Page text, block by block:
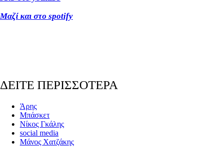
Μαζί και στο spotify
ΔΕΙΤΕ ΠΕΡΙΣΣΟΤΕΡΑ
Άρης
Μπάσκετ
Νίκος Γκάλης
social media
Μάνος Χατζάκης